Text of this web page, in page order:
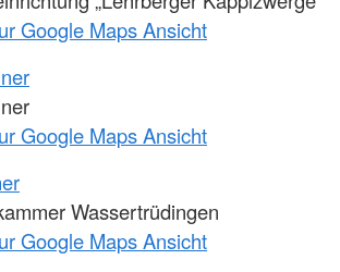
Google Maps Ansicht
Google Maps Ansicht
Wassertrüdingen
Google Maps Ansicht